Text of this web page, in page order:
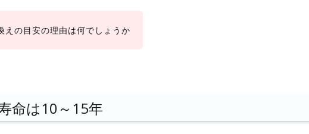
えの目安の理由は何でしょうか
命は10～15年